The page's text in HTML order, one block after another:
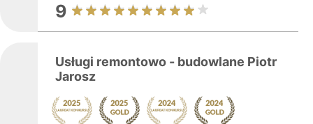
9
Usługi remontowo - budowlane Piotr
Jarosz